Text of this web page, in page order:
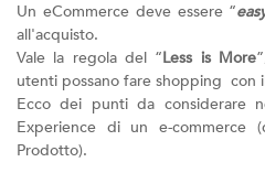
Un eCommerce deve essere “
all'acquisto.
Vale la regola del “Less is More
utenti possano fare shopping con
Ecco dei punti da considerare
Experience di un e-commerce
Prodotto).